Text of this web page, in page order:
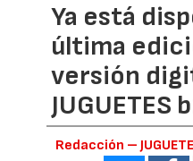
Ya está
última
versión
JUGUETES
Redacción –